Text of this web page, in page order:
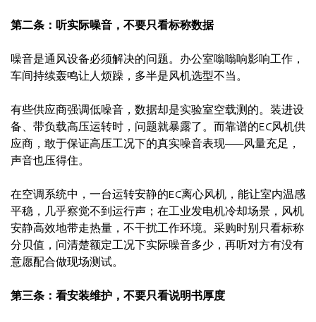
第二条：听实际噪音，不要只看标称数据
噪音是通风设备必须解决的问题。办公室嗡嗡响影响工作，
车间持续轰鸣让人烦躁，多半是风机选型不当。
有些供应商强调低噪音，数据却是实验室空载测的。装进设
备、带负载高压运转时，问题就暴露了。而靠谱的EC风机供
应商，敢于保证高压工况下的真实噪音表现——风量充足，
声音也压得住。
在空调系统中，一台运转安静的EC离心风机，能让室内温感
平稳，几乎察觉不到运行声；在工业发电机冷却场景，风机
安静高效地带走热量，不干扰工作环境。采购时别只看标称
分贝值，问清楚额定工况下实际噪音多少，再听对方有没有
意愿配合做现场测试。
第三条：看安装维护，不要只看说明书厚度